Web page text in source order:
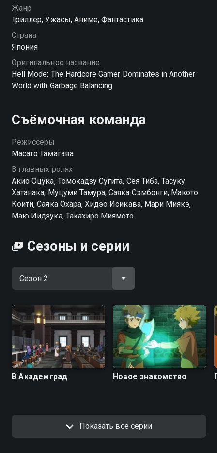
уровень: Хардкорный геймер на самой высокой
сложности в другом мире вы можете совершенно
бесплатно в хорошем HD качестве на Смотрёшке
Жанр
Триллер, Ужасы, Аниме, Фантастика
Страна
Япония
Оригинальное название
Hell Mode: The Hardcore Gamer Dominates in Another
World with Garbage Balancing
Съёмочная команда
Режиссёры
Масато Тамагава
В главных ролях
Акио Оцука, Томокадзу Сугита, Сёя Тиба, Тасуку
Хатанака, Муцуми Тамура, Саяка Сэмбонги, Макото
Коити, Саяка Охара, Хидэо Исикава, Мари Миякэ,
Маю Иидзука, Такахиро Миямото
Сезоны и серии
В Академград Новое знакомство
Показать все серии